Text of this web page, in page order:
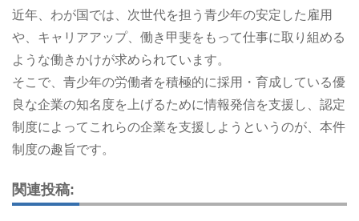
近年、わが国では、次世代を担う青少年の安定した雇用
や、キャリアアップ、働き甲斐をもって仕事に取り組める
ような働きかけが求められています。
そこで、青少年の労働者を積極的に採用・育成している優
良な企業の知名度を上げるために情報発信を支援し、認定
制度によってこれらの企業を支援しようというのが、本件
制度の趣旨です。
関連投稿: